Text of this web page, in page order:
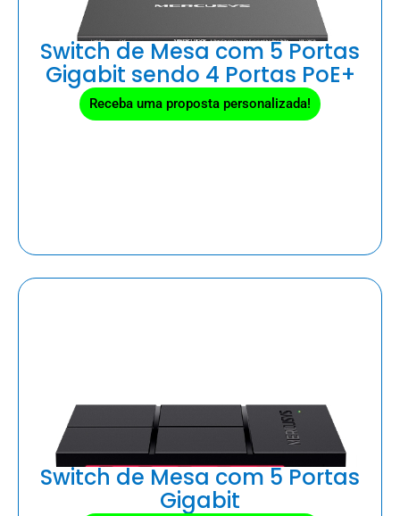
Switch de Mesa com 5 Portas
Gigabit sendo 4 Portas PoE+
Receba uma proposta personalizada!
Switch de Mesa com 5 Portas
Gigabit